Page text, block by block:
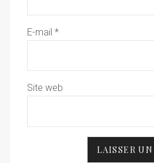
E-mail *
Site web